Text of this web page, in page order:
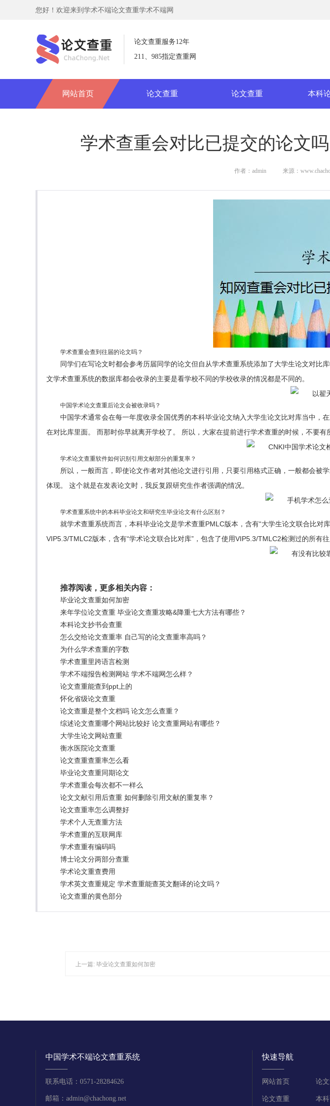
您好！欢迎来到学术不端论文查重学术不端网
网站首页 论文查重 论文查重 本科
论文查重服务12年
211、985指定查重网
学术查重会对比已提交的论文
作者：admin 来源：
学术查重会查到往届的论文吗？
同学们在写论文时都会参考历届同学的论文但自从学术查重系统添加了大学生论文对
文学术查重系统的数据库都会收录的主要是看学校不同的学校收录的情况都是不同的。
中国学术论文查重后论文会被收录吗？
中国学术通常会在每一年度收录全国优秀的本科毕业论文纳入大学生论文比对库当中
在对比库里面。 而那时你早就离开学校了。 所以，大家在提前进行学术查重的时候，不要有
学术论文查重软件如何识别引用文献部分的重复率？
所以，一般而言，即使论文作者对其他论文进行引用，只要引用格式正确，一般都会
体现。 这个就是在发表论文时，我反复跟研究生作者强调的情况。
学术查重系统中的本科毕业论文和研究生毕业论文有什么区别？
就学术查重系统而言，本科毕业论文是学术查重PMLC版本，含有“大学生论文联合比
VIP5.3/TMLC2版本，含有“学术论文联合比对库”，包含了使用VIP5.3/TMLC2检测过的所有
推荐阅读，更多相关内容：
毕业论文查重如何加密
来年学位论文查重 毕业论文查重攻略&降重七大方法有哪些？
本科论文抄书会查重
怎么交给论文查重率 自己写的论文查重率高吗？
为什么学术查重的字数
学术查重里跨语言检测
学术不端报告检测网站 学术不端网怎么样？
论文查重能查到ppt上的
怀化省级论文查重
论文查重是整个文档吗 论文怎么查重？
综述论文查重哪个网站比较好 论文查重网站有哪些？
大学生论文网站查重
衡水医院论文查重
论文查重查重率怎么看
毕业论文查重同期论文
学术查重会每次都不一样么
论文文献引用后查重 如何删除引用文献的重复率？
论文查重率怎么调整好
学术个人无查重方法
学术查重的互联网库
学术查重有编码吗
博士论文分两部分查重
学术论文重查费用
学术英文查重规定 学术查重能查英文翻译的论文吗？
论文查重的黄色部分
上一篇: 毕业论文查重如何加密
中国学术不端论文查重系统
联系电话：0571-28284626
邮箱：admin@chachong.net
快速导航
网站首页 论
论文查重 本